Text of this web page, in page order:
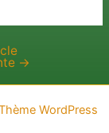
→
WordPress